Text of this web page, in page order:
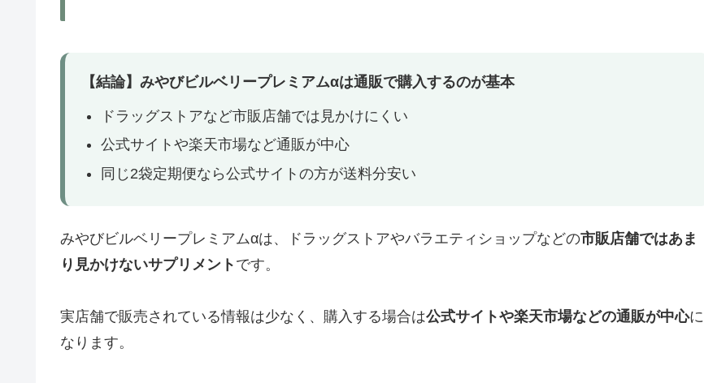
【結論】みやびビルベリープレミアムαは通販で購入するのが基本
ドラッグストアなど市販店舗では見かけにくい
公式サイトや楽天市場など通販が中心
同じ2袋定期便なら公式サイトの方が送料分安い
みやびビルベリープレミアムαは、ドラッグストアやバラエティショップなどの市販店舗ではあま
り見かけないサプリメント です。
実店舗で販売されている情報は少なく、購入する場合は公式サイトや楽天市場などの通販が中心に
なります。